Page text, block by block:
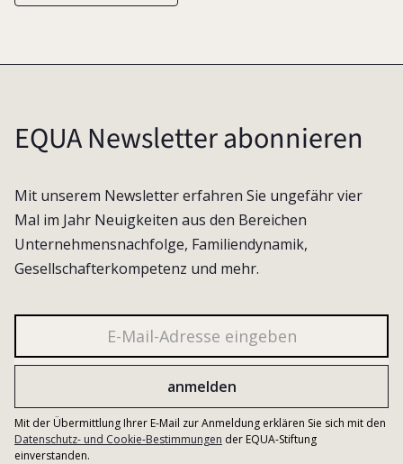
EQUA Newsletter abonnieren
Mit unserem Newsletter erfahren Sie ungefähr vier
Mal im Jahr Neuigkeiten aus den Bereichen
Unternehmensnachfolge, Familiendynamik,
Gesellschafterkompetenz und mehr.
Mit der Übermittlung Ihrer E-Mail zur Anmeldung erklären Sie sich mit den
Datenschutz- und Cookie-Bestimmungen der EQUA-Stiftung
einverstanden.